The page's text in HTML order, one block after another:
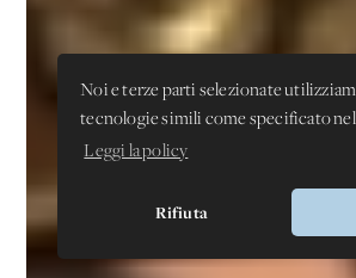
Noi e terze parti selezionate
tecnologie simili come specificato
Leggi la policy
Rifiuta